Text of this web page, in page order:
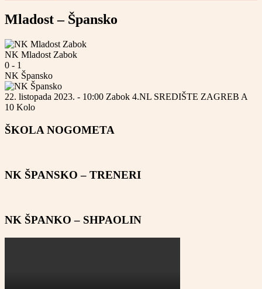
Mladost – Špansko
NK Mladost Zabok
0 - 1
NK Špansko
22. listopada 2023. - 10:00 Zabok 4.NL SREDIŠTE ZAGREB A
10 Kolo
ŠKOLA NOGOMETA
NK ŠPANSKO – TRENERI
NK ŠPANKO – SHPAOLIN